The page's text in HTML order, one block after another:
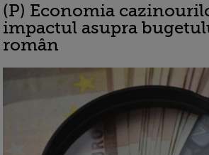
(P) Economia
impactul asupra
român